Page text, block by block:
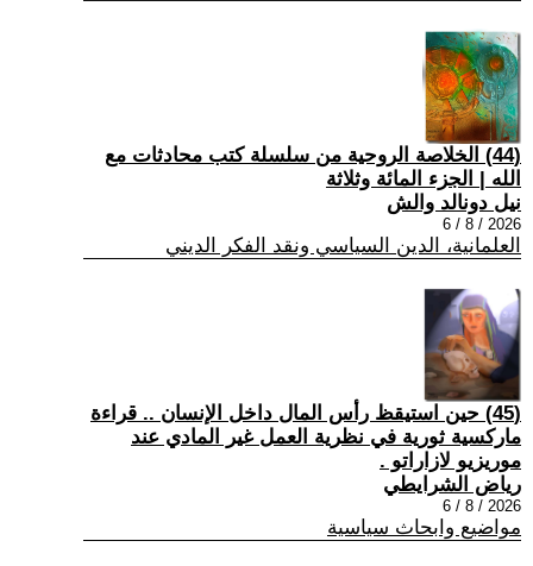
(44) الخلاصة الروحية من سلسلة كتب محادثات مع
الله | الجزء المائة وثلاثة
نيل دونالد والش
2026 / 8 / 6
العلمانية، الدين السياسي ونقد الفكر الديني
(45) حين استيقظ رأس المال داخل الإنسان .. قراءة
ماركسية ثورية في نظرية العمل غير المادي عند
موريزيو لازاراتو .
رياض الشرايطي
2026 / 8 / 6
مواضيع وابحاث سياسية